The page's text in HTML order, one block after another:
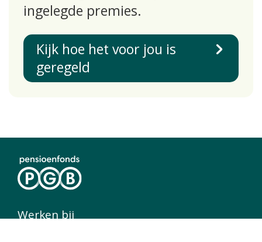
ingelegde premies.
Kijk hoe het voor jou is
geregeld
Werken bij